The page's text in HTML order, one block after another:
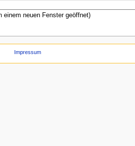
einem neuen Fenster geöffnet)
Impressum